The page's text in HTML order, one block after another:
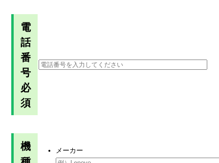
電
話
番
号
必
須
機
メーカー